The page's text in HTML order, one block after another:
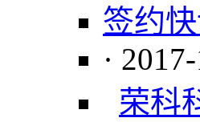
签约
·
荣科